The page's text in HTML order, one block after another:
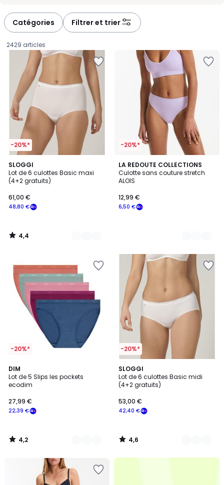
Catégories Filtrer et trier
2429 articles
-20%*
SLOGGI
Lot de 6 culottes Basic maxi
(4+2 gratuits)
€
souscrivez
notre
programme
la
place
48,80
48,80 €
61,00 €
4,4
/ 5
2
Couleurs
4,4
/
-20%*
LA REDOUTE COLLECTIONS
Culotte sans couture stretch
ALOIS
6,50 €
12,99 €
3
Couleurs
-20%*
DIM
Lot de 5 Slips les pockets
ecodim
22,39 €
27,99 €
4,2
/ 5
4
Couleurs
4,2
/
-20%*
SLOGGI
Lot de 6 culottes Basic midi
(4+2 gratuits)
42,40 €
53,00 €
4,6
/ 5
2
Couleurs
4,6
/